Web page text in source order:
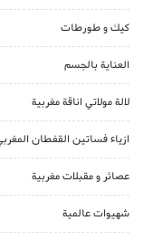
كيك و طورطات
العناية بالجسم
لالة مولاتي اناقة مغربية
ازياء فساتين القفطان
عصائر و مقبلات مغربية
شهيوات عالمية